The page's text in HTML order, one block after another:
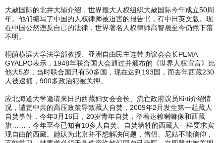
大赦国际的北井大辅介绍，世界最大人权组织大赦国际今年成立50周
年。他们编写了中国的人权律师被迫害的报告书，有中日英文版。现
在中国公然违反自己的法律，世界著名人权律师高智晟至今仍然下落
不明。
桐荫横滨大学法学部教授、亚洲自由民主连带协议会会长PEMA
GYALPO表示，1948年联合国大会通过并颁布的《世界人权宣言》比
他大5岁，当时联合国只有50多国，现在达到193国，而去年西藏230
人被逮捕，900多政治犯被关押。
应北海道大学邀请来日的西藏妇女会会长、流亡政府议员Kirti介绍情
况，谴责中共的高压政策导致藏人自焚，2009年2月发生第一起藏人
自焚事件，今年3月16日，20岁青年自焚，举着达赖喇嘛像和西藏
旗……，今年至今已知有10多人自焚。自焚牺牲的西藏人一样要求实
现自由的西藏。她认为北京并不想解决问题，僧侣、尼姑不能信仰，